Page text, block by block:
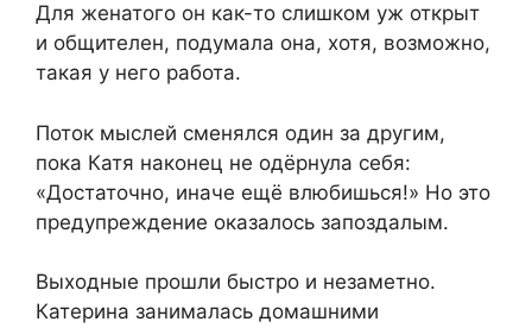
Для женатого он как-то слишком уж открыт
и общителен, подумала она, хотя, возможно,
такая у него работа.
Поток мыслей сменялся один за другим,
пока Катя наконец не одёрнула себя:
«Достаточно, иначе ещё влюбишься!» Но это
предупреждение оказалось запоздалым.
Выходные прошли быстро и незаметно.
Катерина занималась домашними